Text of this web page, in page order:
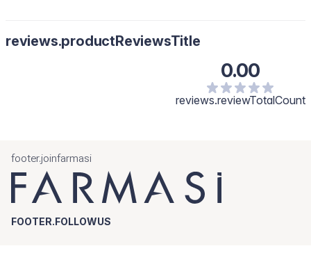
reviews.productReviewsTitle
0.00
reviews.reviewTotalCount
footer.joinfarmasi
FOOTER.FOLLOWUS